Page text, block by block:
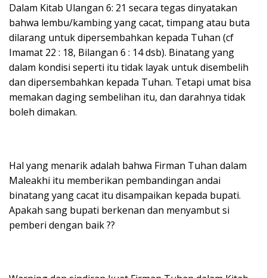
Dalam Kitab Ulangan 6: 21 secara tegas dinyatakan
bahwa lembu/kambing yang cacat, timpang atau buta
dilarang untuk dipersembahkan kepada Tuhan (cf
Imamat 22 : 18, Bilangan 6 : 14 dsb). Binatang yang
dalam kondisi seperti itu tidak layak untuk disembelih
dan dipersembahkan kepada Tuhan. Tetapi umat bisa
memakan daging sembelihan itu, dan darahnya tidak
boleh dimakan.
Hal yang menarik adalah bahwa Firman Tuhan dalam
Maleakhi itu memberikan pembandingan andai
binatang yang cacat itu disampaikan kepada bupati.
Apakah sang bupati berkenan dan menyambut si
pemberi dengan baik ??